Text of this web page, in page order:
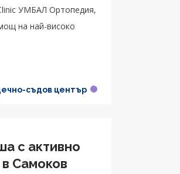
УМБАЛ Ортопедия,
на най-високо
съдов център
с активно
Самоков